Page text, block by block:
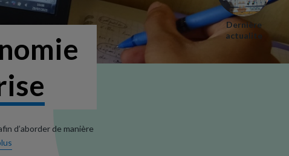
d’aborder de manière
Dernière
actualite